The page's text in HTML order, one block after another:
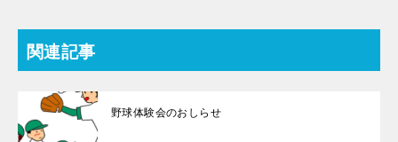
関連記事
野球体験会のおしらせ